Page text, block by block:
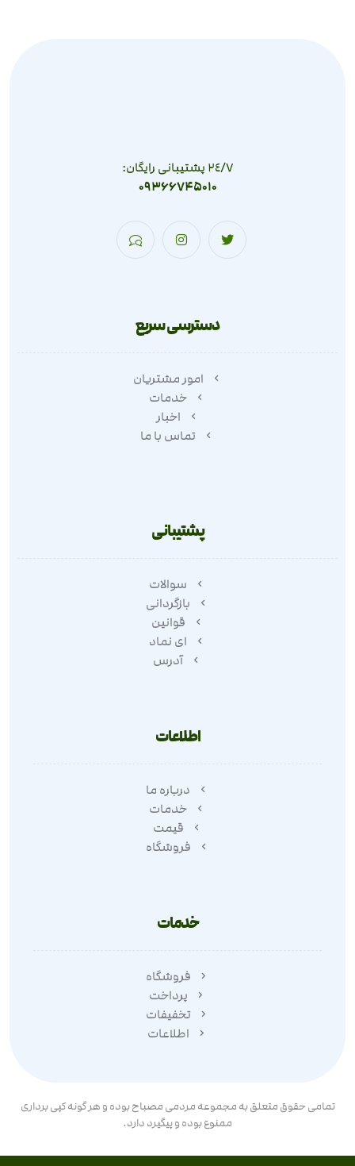
٢٤/٧ پشتیبانی رایگان:
09366745010
دسترسی سریع
امور مشتریان
خدمات
اخبار
تماس با ما
پشتیبانی
سوالات
بازگردانی
قوانین
ای نماد
آدرس
اطلاعات
درباره ما
خدمات
قیمت
فروشگاه
خدمات
فروشگاه
پرداخت
تخفیفات
اطلاعات
تمامی حقوق متعلق به مجموعه مردمی مصباح بوده و هر گونه کپی برداری
ممنوع بوده و پیگیرد دارد.